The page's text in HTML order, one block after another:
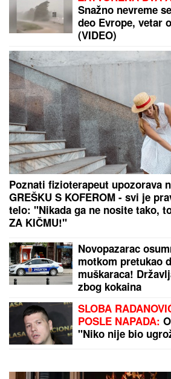
kilograma: Trojica
savladala
OGROMNA
GIPSANI LAVOVI
kuća Dragana
dvorac u Grockoj,
(VIDEO)
PREVARENA ZA 50.000 EVRA:
opljačkana u Istanbulu, verovala
posle svega blokirala na
"Beži od nečega!"
Beogradu sa